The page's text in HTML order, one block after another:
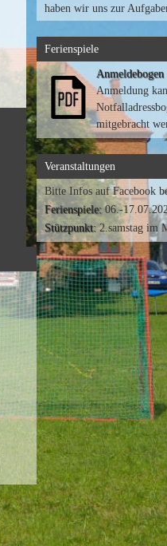
haben wir uns zur
Ferienspiele
Anmeldebogen
Anmeldung
mitgebracht
Veranstaltungen
Bitte Infos auf Facebook
Ferienspiele:06.-
Stützpunkt:2.samstag im